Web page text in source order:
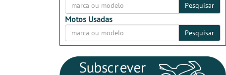
Pesquisar
Motos Usadas
Pesquisar